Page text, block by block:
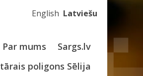
English Latviešu
Par mums
Sargs.lv
poligons Sēlija